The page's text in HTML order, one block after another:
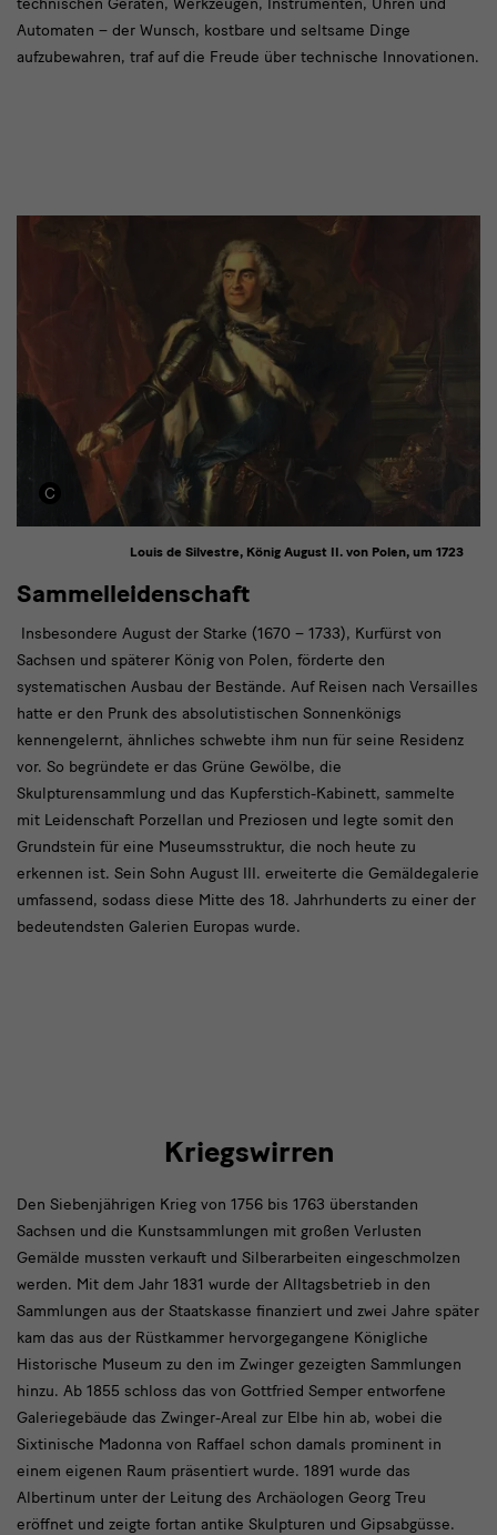
technischen Geräten, Werkzeugen, Instrumenten, Uhren und
Automaten – der Wunsch, kostbare und seltsame Dinge
aufzubewahren, traf auf die Freude über technische Innovationen.
Sammelleidenschaft
Insbesondere August der Starke (1670 – 1733), Kurfürst von
Sachsen und späterer König von Polen, förderte den
systematischen Ausbau der Bestände. Auf Reisen nach Versailles
hatte er den Prunk des absolutistischen Sonnenkönigs
kennengelernt, ähnliches schwebte ihm nun für seine Residenz
vor. So begründete er das Grüne Gewölbe, die
Skulpturensammlung und das Kupferstich-Kabinett, sammelte
mit Leidenschaft Porzellan und Preziosen und legte somit den
Grundstein für eine Museumsstruktur, die noch heute zu
erkennen ist. Sein Sohn August III. erweiterte die Gemäldegalerie
umfassend, sodass diese Mitte des 18. Jahrhunderts zu einer der
bedeutendsten Galerien Europas wurde.
Louis de Silvestre, König August II. von Polen, um 1723
Kriegswirren
Den Siebenjährigen Krieg von 1756 bis 1763 überstanden
Sachsen und die Kunstsammlungen mit großen Verlusten
Gemälde mussten verkauft und Silberarbeiten eingeschmolzen
werden. Mit dem Jahr 1831 wurde der Alltagsbetrieb in den
Sammlungen aus der Staatskasse finanziert und zwei Jahre später
kam das aus der Rüstkammer hervorgegangene Königliche
Historische Museum zu den im Zwinger gezeigten Sammlungen
hinzu. Ab 1855 schloss das von Gottfried Semper entworfene
Galeriegebäude das Zwinger-Areal zur Elbe hin ab, wobei die
Sixtinische Madonna von Raffael schon damals prominent in
einem eigenen Raum präsentiert wurde. 1891 wurde das
Albertinum unter der Leitung des Archäologen Georg Treu
eröffnet und zeigte fortan antike Skulpturen und Gipsabgüsse.